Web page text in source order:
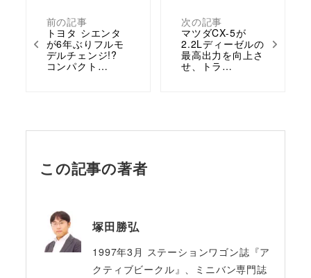
前の記事
トヨタ シエンタ
が6年ぶりフルモ
デルチェンジ!?
コンパクト…
次の記事
マツダCX-5が
2.2Lディーゼルの
最高出力を向上さ
せ、トラ…
この記事の著者
塚田勝弘
1997年3月 ステーションワゴン誌『ア
クティブビークル』、ミニバン専門誌